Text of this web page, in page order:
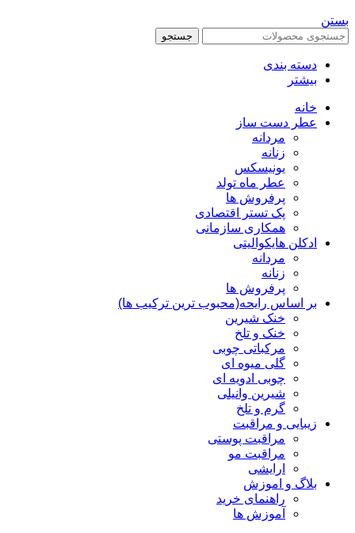
بستن
جستجو
دسته بندی
بیشتر
خانه
عطر دست ساز
مردانه
زنانه
یونیسکس
عطر ماه تولد
پرفروش ها
پک تستر اقتصادی
همکاری سازمانی
ادکلن هایکوالیتی
مردانه
زنانه
پرفروش ها
بر اساس رایحه(محبوب ترین ترکیب ها)
خنک شیرین
خنک و تلخ
مرکباتی چوبی
گلی میوه ای
چوبی ادویه ای
شیرین وانیلی
گرم و تلخ
زیبایی و مراقبت
مراقبت پوستی
مراقبت مو
ارایشی
بلاگ و اموزش
راهنمای خرید
آموزش ها